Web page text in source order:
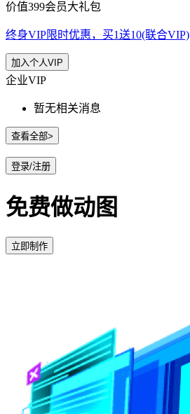
价值399会员大礼包
终身VIP限时优惠，买1送10(联合VIP)
加入个人VIP
企业VIP
暂无相关消息
查看全部>
登录/注册
免费做动图
立即制作